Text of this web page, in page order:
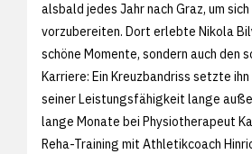
alsbald jedes Jahr nach Graz, um
vorzubereiten. Dort erlebte Nikola
schöne Momente, sondern auch den
Karriere: Ein Kreuzbandriss setzte
seiner Leistungsfähigkeit lange
lange Monate bei Physiotherapeut
Reha-Training mit Athletikcoach